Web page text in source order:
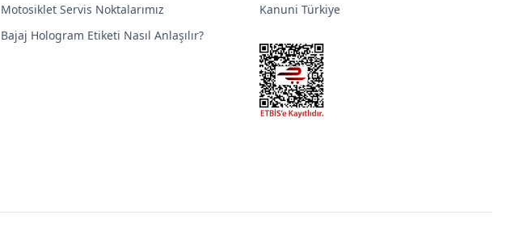
Motosiklet Servis Noktalarımız
Bajaj Hologram Etiketi Nasıl Anlaşılır?
Kanuni Türkiye